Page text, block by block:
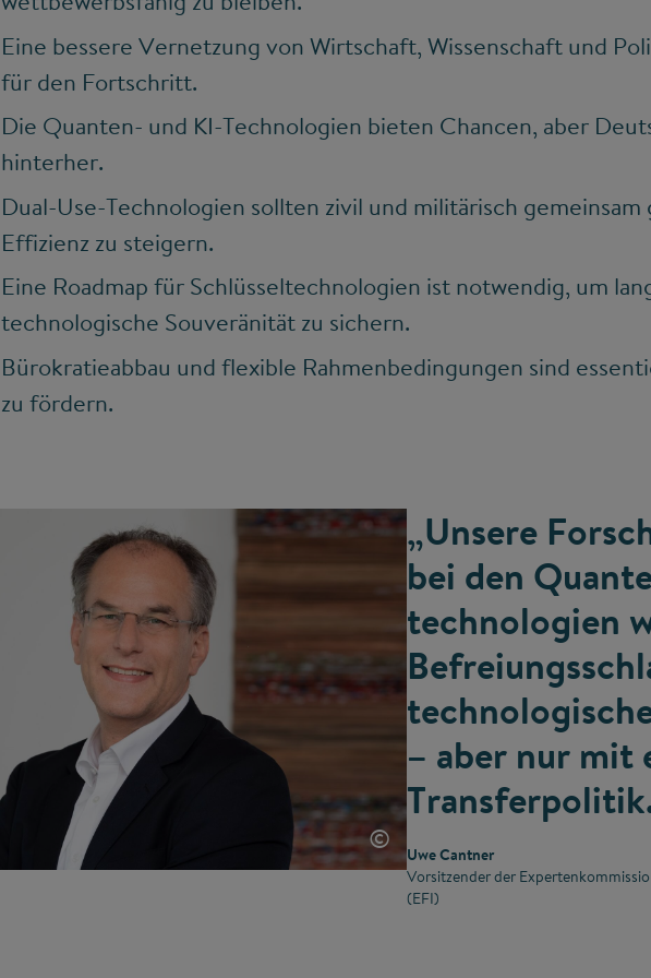
Eine bessere Vernetzung von Wirtschaft, Wissenschaft und
für den Fortschritt.
Die Quanten- und KI-Technologien bieten Chancen, aber
hinterher.
Dual-Use-Technologien sollten zivil und militärisch
Effizienz zu steigern.
Eine Roadmap für Schlüsseltechnologien ist notwendig, um
technologische Souveränität zu sichern.
Bürokratieabbau und flexible Rahmenbedingungen sind
zu fördern.
©
„Unsere
bei den
technologien
– aber nur mit
Uwe Cantner
Vorsitzender der
(EFI)